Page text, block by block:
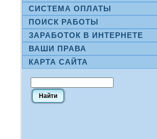
СИСТЕМА ОПЛАТЫ
ПОИСК РАБОТЫ
ЗАРАБОТОК В ИНТЕРНЕТЕ
ВАШИ ПРАВА
КАРТА САЙТА